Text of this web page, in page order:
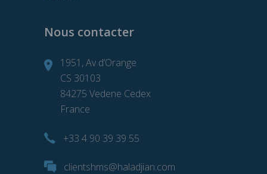
Nous contacter
1951, Av d’Orange
CS 30103
84275 Vedene Cedex
France
+33 4 90 39 39 55
clientshms@haladjian.com